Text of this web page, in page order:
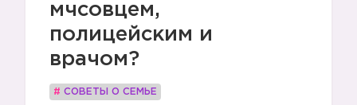
мчсовцем,
полицейским и
врачом?
# СОВЕТЫ О СЕМЬЕ